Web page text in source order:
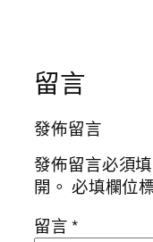
留言
發佈留言
發佈留言必須
開。 必填欄位
留言*